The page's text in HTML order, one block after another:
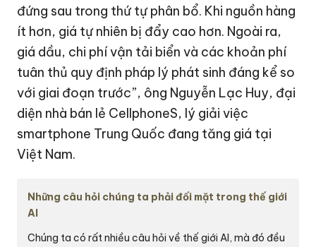
đứng sau trong thứ tự phân bổ. Khi nguồn hàng
ít hơn, giá tự nhiên bị đẩy cao hơn. Ngoài ra,
giá dầu, chi phí vận tải biển và các khoản phí
tuân thủ quy định pháp lý phát sinh đáng kể so
với giai đoạn trước”, ông Nguyễn Lạc Huy, đại
diện nhà bán lẻ CellphoneS, lý giải việc
smartphone Trung Quốc đang tăng giá tại
Việt Nam.
Những câu hỏi chúng ta phải đối mặt trong thế giới
AI
Chúng ta có rất nhiều câu hỏi về thế giới AI, mà đó đều